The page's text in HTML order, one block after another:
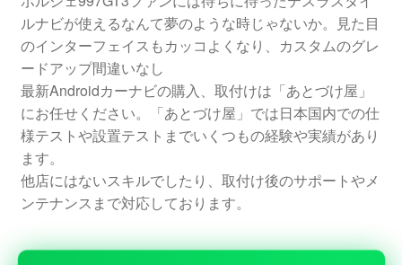
ルナビが使えるなんて夢のような時じゃないか。見た目
のインターフェイスもカッコよくなり、カスタムのグレ
ードアップ間違いなし
最新Androidカーナビの購入、取付けは「あとづけ屋」
にお任せください。「あとづけ屋」では日本国内での仕
様テストや設置テストまでいくつもの経験や実績があり
ます。
他店にはないスキルでしたり、取付け後のサポートやメ
ンテナンスまで対応しております。